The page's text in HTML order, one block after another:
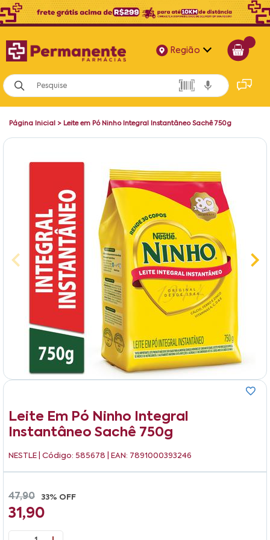
Região
Alagoas
Bahia
Página Inicial > Leite em Pó Ninho Integral Instantâneo Sachê 750g
Leite Em Pó Ninho Integral
Instantâneo Sachê 750g
NESTLE | Código: 585678 | EAN: 7891000393246
47,90 33% OFF
31,90